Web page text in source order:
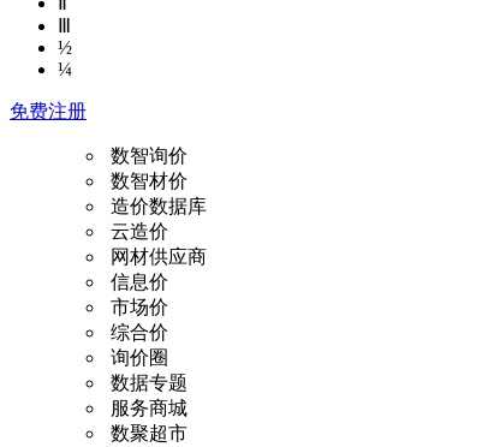
½
¼
免费注册
数智询价
数智材价
造价数据库
云造价
网材供应商
信息价
市场价
综合价
询价圈
数据专题
服务商城
数聚超市